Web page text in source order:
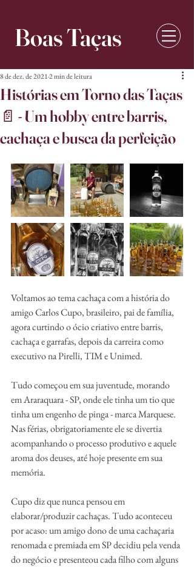
Boas Taças
Histórias em Torno das Taças
📄 - Um hobby entre barris,
cachaça e busca da perfeição
8 de dez. de 20212 min de leitura
Voltamos ao tema cachaça com a história do
amigo Carlos Cupo, brasileiro, pai de família,
agora curtindo o ócio criativo entre barris,
cachaça e garrafas, depois da carreira como
executivo na Pirelli, TIM e Unimed.
Tudo começou em sua juventude, morando
em Araraquara - SP, onde ele tinha um tio que
tinha um engenho de pinga - marca Marquese.
Nas férias, obrigatoriamente ele se divertia
acompanhando o processo produtivo e aquele
aroma dos deuses, até hoje presente em sua
memória.
Cupo diz que nunca pensou em
elaborar/produzir cachaças. Tudo aconteceu
por acaso: um amigo dono de uma cachaçaria
renomada e premiada em SP decidiu pela venda
do negócio e presenteou cada filho com alguns